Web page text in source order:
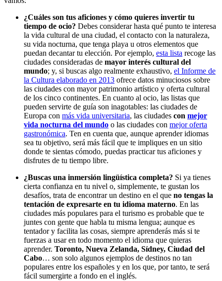
¿Cuáles son tus aficiones y cómo quieres invertir tu
tiempo de ocio? Debes considerar hasta qué punto te interesa
la vida cultural de una ciudad, el contacto con la naturaleza,
su vida nocturna, que tenga playa u otros elementos que
puedan decantar tu elección. Por ejemplo, esta lista recoge las
ciudades consideradas de mayor interés cultural del
mundo; y, si buscas algo realmente exhaustivo, el Informe de
la Cultura elaborado en 2013 ofrece datos minuciosos sobre
las ciudades con mayor patrimonio artístico y oferta cultural
de los cinco continentes. En cuanto al ocio, las listas que
pueden servirte de guía son inagotables: las ciudades de
Europa con más vida universitaria, las ciudades con mejor
vida nocturna del mundo o las ciudades con mejor oferta
gastronómica. Ten en cuenta que, aunque aprender idiomas
sea tu objetivo, será más fácil que te impliques en un sitio
donde te sientas cómodo, puedas practicar tus aficiones y
disfrutes de tu tiempo libre.
¿Buscas una inmersión lingüística completa? Si ya tienes
cierta confianza en tu nivel o, simplemente, te gustan los
desafíos, trata de encontrar un destino en el que no tengas la
tentación de expresarte en tu idioma materno. En las
ciudades más populares para el turismo es probable que te
juntes con gente que habla tu misma lengua; aunque es
tentador y facilita las cosas, siempre aprenderás más si te
fuerzas a usar en todo momento el idioma que quieras
aprender. Toronto, Nueva Zelanda, Sídney, Ciudad del
Cabo… son solo algunos ejemplos de destinos no tan
populares entre los españoles y en los que, por tanto, te será
fácil sumergirte a fondo en el inglés.